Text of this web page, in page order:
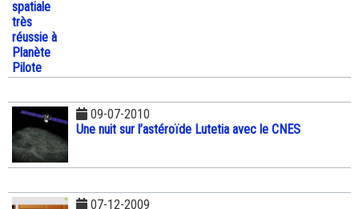
09-07-2010
Une nuit sur l’astéroïde Lutetia avec le CNES
07-12-2009